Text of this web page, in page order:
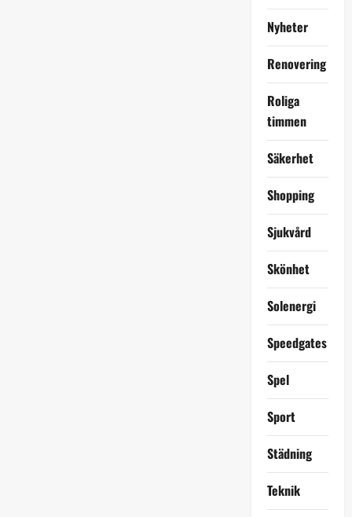
Nyheter
Renovering
Roliga
timmen
Säkerhet
Shopping
Sjukvård
Skönhet
Solenergi
Speedgates
Spel
Sport
Städning
Teknik